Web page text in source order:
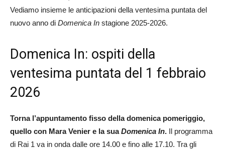
Vediamo insieme le anticipazioni della ventesima puntata del
nuovo anno di Domenica In stagione 2025-2026.
Domenica In: ospiti della
ventesima puntata del 1 febbraio
2026
Torna l’appuntamento fisso della domenica pomeriggio,
quello con Mara Venier e la suaDomenica In. Il programma
di Rai 1 va in onda dalle ore 14.00 e fino alle 17.10. Tra gli